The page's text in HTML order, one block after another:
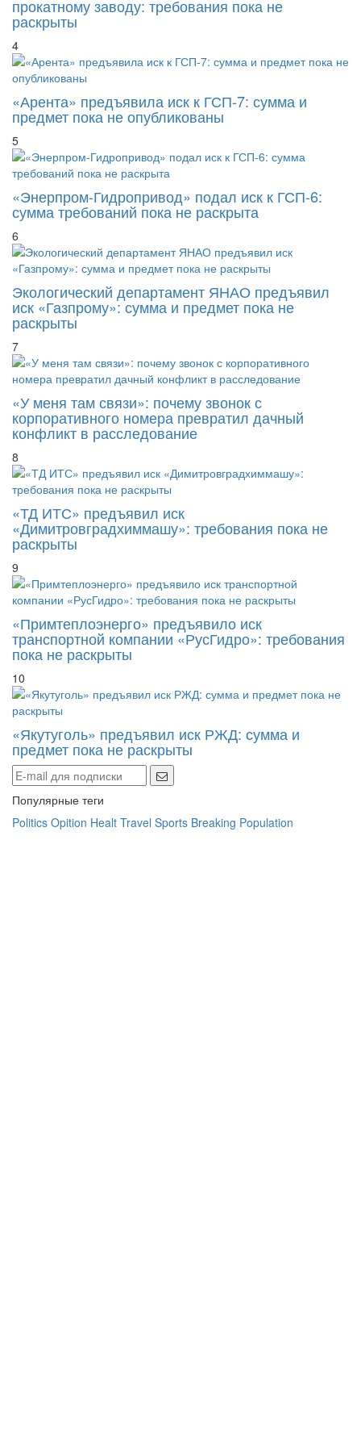
прокатному заводу: требования пока не
раскрыты
4
«Арента» предъявила иск к ГСП-7: сумма и
предмет пока не опубликованы
5
«Энерпром-Гидропривод» подал иск к ГСП-6:
сумма требований пока не раскрыта
6
Экологический департамент ЯНАО предъявил
иск «Газпрому»: сумма и предмет пока не
раскрыты
7
«У меня там связи»: почему звонок с
корпоративного номера превратил дачный
конфликт в расследование
8
«ТД ИТС» предъявил иск
«Димитровградхиммашу»: требования пока не
раскрыты
9
«Примтеплоэнерго» предъявило иск
транспортной компании «РусГидро»: требования
пока не раскрыты
10
«Якутуголь» предъявил иск РЖД: сумма и
предмет пока не раскрыты
Популярные теги
Politics Opition Healt Travel Sports Breaking Population